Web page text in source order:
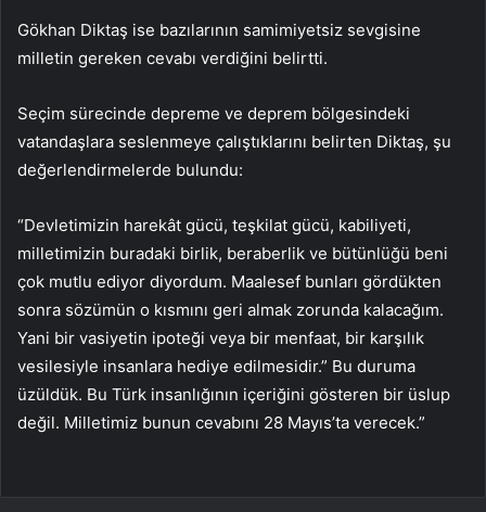
Gökhan Diktaş ise bazılarının samimiyetsiz sevgisine
milletin gereken cevabı verdiğini belirtti.
Seçim sürecinde depreme ve deprem bölgesindeki
vatandaşlara seslenmeye çalıştıklarını belirten Diktaş, şu
değerlendirmelerde bulundu:
“Devletimizin harekât gücü, teşkilat gücü, kabiliyeti,
milletimizin buradaki birlik, beraberlik ve bütünlüğü beni
çok mutlu ediyor diyordum. Maalesef bunları gördükten
sonra sözümün o kısmını geri almak zorunda kalacağım.
Yani bir vasiyetin ipoteği veya bir menfaat, bir karşılık
vesilesiyle insanlara hediye edilmesidir.” Bu duruma
üzüldük. Bu Türk insanlığının içeriğini gösteren bir üslup
değil. Milletimiz bunun cevabını 28 Mayıs’ta verecek.”